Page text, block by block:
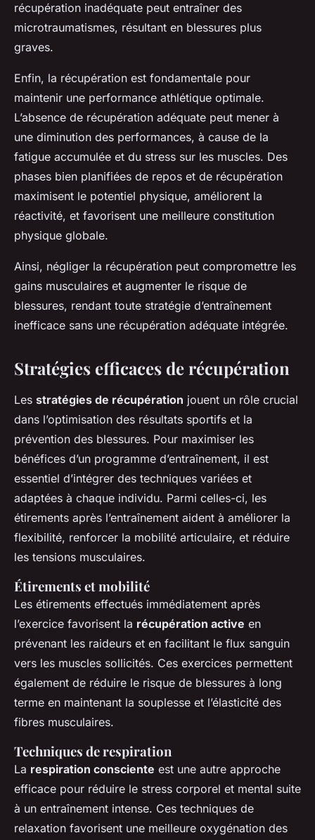
récupération inadéquate peut entraîner des
microtraumatismes, résultant en blessures plus
graves.
Enfin, la récupération est fondamentale pour
maintenir une performance athlétique optimale.
L’absence de récupération adéquate peut mener à
une diminution des performances, à cause de la
fatigue accumulée et du stress sur les muscles. Des
phases bien planifiées de repos et de récupération
maximisent le potentiel physique, améliorent la
réactivité, et favorisent une meilleure constitution
physique globale.
Ainsi, négliger la récupération peut compromettre les
gains musculaires et augmenter le risque de
blessures, rendant toute stratégie d’entraînement
inefficace sans une récupération adéquate intégrée.
Stratégies efficaces de récupération
Les stratégies de récupération jouent un rôle crucial
dans l’optimisation des résultats sportifs et la
prévention des blessures. Pour maximiser les
bénéfices d’un programme d’entraînement, il est
essentiel d’intégrer des techniques variées et
adaptées à chaque individu. Parmi celles-ci, les
étirements après l’entraînement aident à améliorer la
flexibilité, renforcer la mobilité articulaire, et réduire
les tensions musculaires.
Étirements et mobilité
Les étirements effectués immédiatement après
l’exercice favorisent la récupération active en
prévenant les raideurs et en facilitant le flux sanguin
vers les muscles sollicités. Ces exercices permettent
également de réduire le risque de blessures à long
terme en maintenant la souplesse et l’élasticité des
fibres musculaires.
Techniques de respiration
La respiration consciente est une autre approche
efficace pour réduire le stress corporel et mental suite
à un entraînement intense. Ces techniques de
relaxation favorisent une meilleure oxygénation des